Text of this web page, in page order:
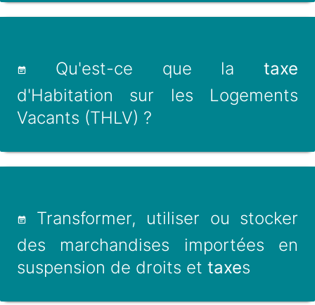
Qu'est-ce que la taxe
d'Habitation sur les Logements
Vacants (THLV) ?
Transformer, utiliser ou stocker
des marchandises importées en
suspension de droits et taxes